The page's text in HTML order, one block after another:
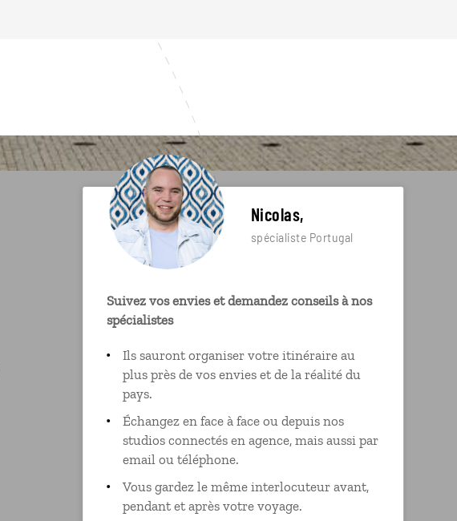
Nicolas,
spécialiste Portugal
Suivez vos envies et demandez conseils à nos
spécialistes
Ils sauront organiser votre itinéraire au
plus près de vos envies et de la réalité du
pays.
Échangez en face à face ou depuis nos
studios connectés en agence, mais aussi par
email ou téléphone.
Vous gardez le même interlocuteur avant,
pendant et après votre voyage.